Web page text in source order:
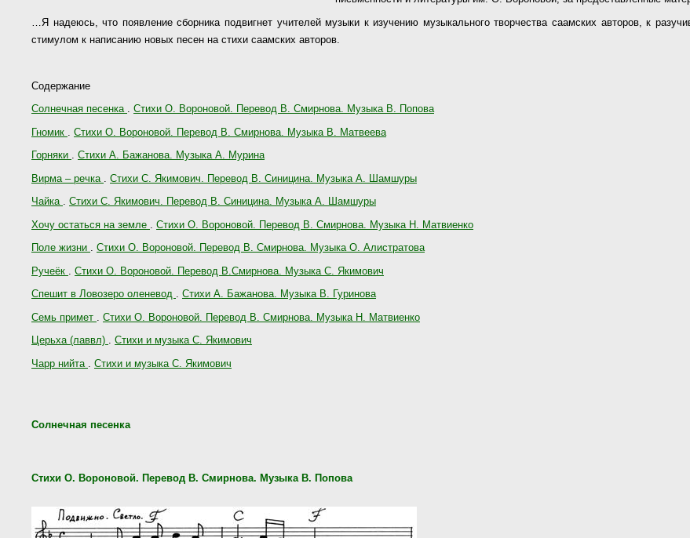
…Я надеюсь, что появление сборника подвигнет учителей музыки к изучению музыкального творчества саамских авторов, к
стимулом к написанию новых песен на стихи саамских авторов.
Содержание
Солнечная песенка . Стихи О. Вороновой. Перевод В. Смирнова. Музыка В. Попова
Гномик
Стихи О. Вороновой. Перевод В. Смирнова. Музыка В. Матвеева
Горняки . Стихи А. Бажанова. Музыка А. Мурина
Вирма – речка
Стихи С. Якимович. Перевод В. Синицина. Музыка А. Шамшуры
Чайка . Стихи С. Якимович. Перевод В. Синицина. Музыка А. Шамшуры
Хочу остаться на земле
Стихи О. Вороновой. Перевод В. Смирнова. Музыка Н. Матвиенко
Поле жизни . Стихи О. Вороновой. Перевод В. Смирнова. Музыка О. Алистратова
Ручеёк
Стихи О. Вороновой. Перевод В.Смирнова. Музыка С. Якимович
Спешит в Ловозеро оленевод . Стихи А. Бажанова. Музыка В. Гуринова
Семь примет
Стихи О. Вороновой. Перевод В. Смирнова. Музыка Н. Матвиенко
Церьха (лаввл) . Стихи и музыка С. Якимович
Чарр нийта
Стихи и музыка С. Якимович
Солнечная песенка
Стихи О. Вороновой. Перевод В. Смирнова. Музыка В. Попова